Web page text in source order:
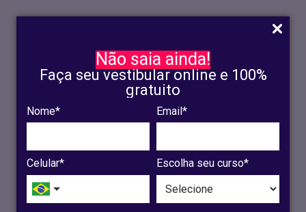
Não saia ainda!
Faça seu vestibular online e 100%
gratuito
Nome* Email*
Celular* Escolha seu curso*
INSCRIÇÃO
OLINDA
RECIFE